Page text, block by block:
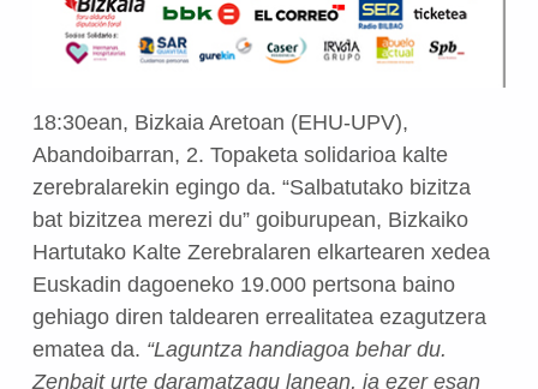
18:30ean, Bizkaia Aretoan (EHU-UPV),
Abandoibarran, 2. Topaketa solidarioa kalte
zerebralarekin egingo da. “Salbatutako bizitza
bat bizitzea merezi du” goiburupean, Bizkaiko
Hartutako Kalte Zerebralaren elkartearen xedea
Euskadin dagoeneko 19.000 pertsona baino
gehiago diren taldearen errealitatea ezagutzera
ematea da. “Laguntza handiagoa behar du.
Zenbait urte daramatzagu lanean, ia ezer esan